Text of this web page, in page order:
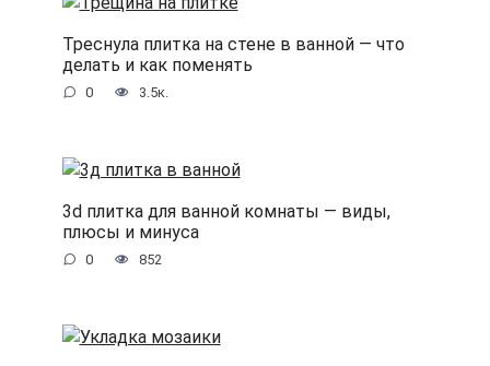
Треснула плитка на стене в ванной — что
делать и как поменять
0 3.5к.
3d плитка для ванной комнаты — виды,
плюсы и минуса
0 852